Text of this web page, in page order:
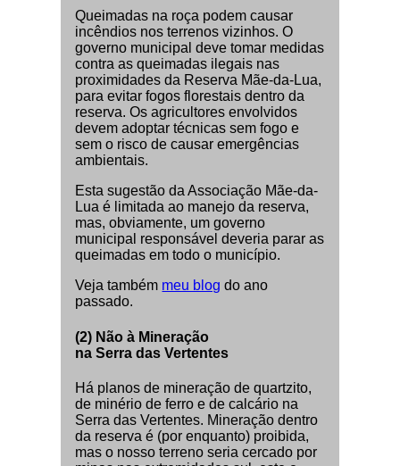
Queimadas na roça podem causar
incêndios nos terrenos vizinhos. O
governo municipal deve tomar medidas
contra as queimadas ilegais nas
proximidades da Reserva Mãe-da-Lua,
para evitar fogos florestais dentro da
reserva. Os agricultores envolvidos
devem adoptar técnicas sem fogo e
sem o risco de causar emergências
ambientais.
Esta sugestão da Associação Mãe-da-
Lua é limitada ao manejo da reserva,
mas, obviamente, um governo
municipal responsável deveria parar as
queimadas em todo o município.
Veja também meu blog do ano
passado.
(2) Não à Mineração
na Serra das Vertentes
Há planos de mineração de quartzito,
de minério de ferro e de calcário na
Serra das Vertentes. Mineração dentro
da reserva é (por enquanto) proibida,
mas o nosso terreno seria cercado por